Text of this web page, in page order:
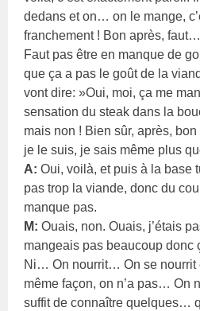
dedans et on… on le mange,
franchement ! Bon après,
Faut pas être en manque de
que ça a pas le goût de la
vont dire: »Oui, moi, ça me
sensation du steak dans la
mais non ! Bien sûr, après,
je le suis, je sais même plus
A: Oui, voilà, et puis à la base
pas trop la viande, donc du
manque pas.
M: Ouais, non. Ouais, j’étais
mangeais pas beaucoup donc
Ni… On nourrit… On se nourrit
même façon, on n’a pas… On
suffit de connaître quelques…